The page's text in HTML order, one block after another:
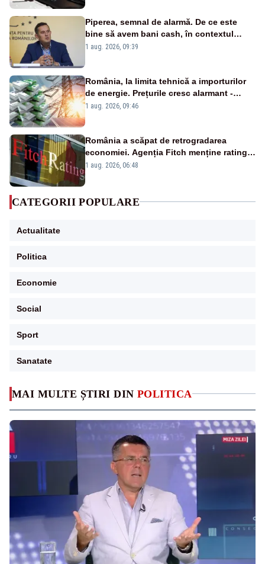
MAI MULTE ȘTIRI DIN POLITICA
Piperea, semnal de alarmă. De ce este
bine să avem bani cash, în contextul
alertei energetice?
1 aug. 2026, 09:39
România, la limita tehnică a importurilor
de energie. Prețurile cresc alarmant -
Analiză Realitatea Plus
1 aug. 2026, 09:46
România a scăpat de retrogradarea
economiei. Agenția Fitch menține ratingul
„BBB-” cu perspectivă negativă
1 aug. 2026, 06:48
CATEGORII POPULARE
Actualitate
Politica
Economie
Social
Sport
Sanatate